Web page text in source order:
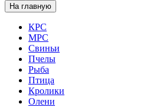
На главную
КРС
МРС
Свиньи
Пчелы
Рыба
Птица
Кролики
Олени